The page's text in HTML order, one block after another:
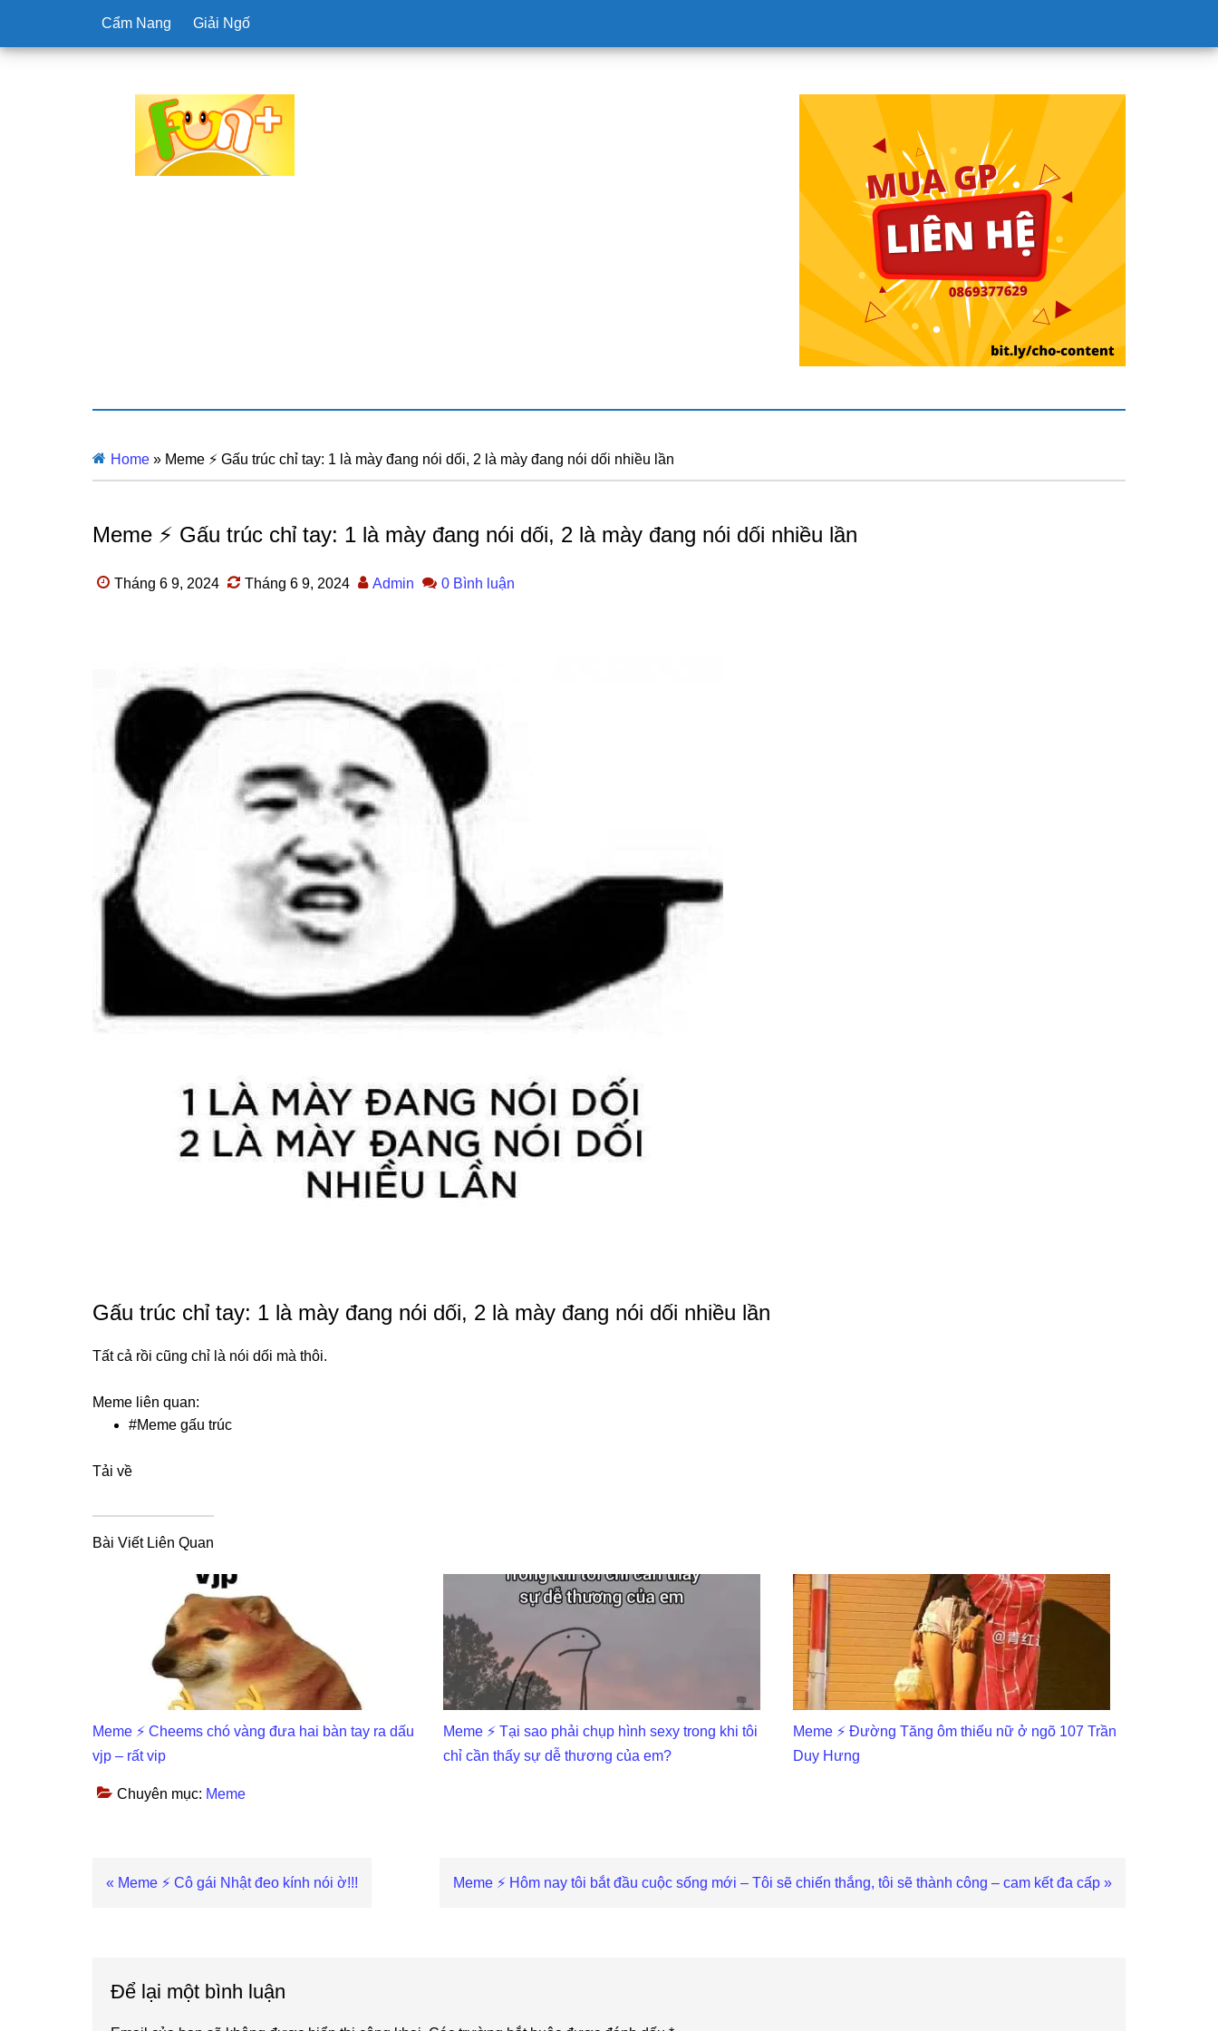
Cẩm Nang Giải Ngố
Home » Meme ⚡ Gấu trúc chỉ tay: 1 là mày đang nói dối, 2 là mày đang nói dối nhiều lần
Meme ⚡ Gấu trúc chỉ tay: 1 là mày đang nói dối, 2 là mày đang nói dối nhiều lần
Tháng 6 9, 2024 Tháng 6 9, 2024 Admin 0 Bình luận
Gấu trúc chỉ tay: 1 là mày đang nói dối, 2 là mày đang nói dối nhiều lần
Tất cả rồi cũng chỉ là nói dối mà thôi.
Meme liên quan:
#Meme gấu trúc
Tải về
Bài Viết Liên Quan
Meme ⚡ Cheems chó vàng đưa hai bàn tay ra dấu
vjp – rất vip
Meme ⚡ Tại sao phải chụp hình sexy trong khi tôi
chỉ cần thấy sự dễ thương của em?
Meme ⚡ Đường Tăng ôm thiếu nữ ở ngõ 107 Trần
Duy Hưng
Chuyên mục: Meme
Previous
« Meme ⚡ Cô gái Nhật đeo kính nói ờ!!!
Next
Meme ⚡ Hôm nay tôi bắt đầu cuộc sống mới – Tôi sẽ chiến thắng, tôi sẽ thành công – cam kết đa cấp »
Để lại một bình luận